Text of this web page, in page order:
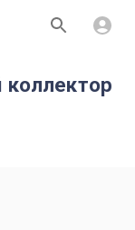
коллектор